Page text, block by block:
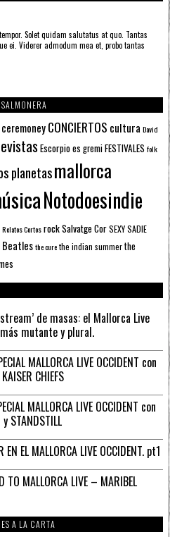
Solet quidam salutatus at quo. Tantas
ei. Viderer admodum mea et, probo tantas
ceremoneyCONCIERTOS cultura David
Escorpioes gremiFESTIVALES folk
planetasmallorca
Notodoesindie
Relatos CortosrockSalvatge CorSEXY SADIE
Beatlesthe curethe indian summerthe
de masas: el Mallorca Live
mutante y plural.
MALLORCA LIVE OCCIDENT con
CHIEFS
MALLORCA LIVE OCCIDENT con
STANDSTILL
EN EL MALLORCA LIVE OCCIDENT. pt1
TO MALLORCA LIVE – MARIBEL
A LA CARTA